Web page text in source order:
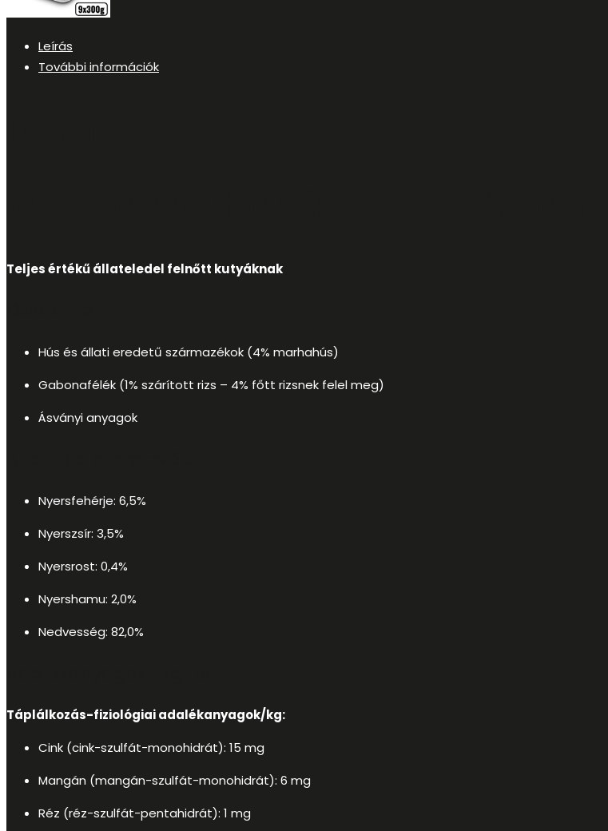
Leírás
További információk
Teljes értékű állateledel felnőtt kutyáknak
Hús és állati eredetű származékok (4% marhahús)
Gabonafélék (1% szárított rizs – 4% főtt rizsnek felel meg)
Ásványi anyagok
Nyersfehérje: 6,5%
Nyerszsír: 3,5%
Nyersrost: 0,4%
Nyershamu: 2,0%
Nedvesség: 82,0%
Táplálkozás-fiziológiai adalékanyagok/kg:
Cink (cink-szulfát-monohidrát): 15 mg
Mangán (mangán-szulfát-monohidrát): 6 mg
Réz (réz-szulfát-pentahidrát): 1 mg